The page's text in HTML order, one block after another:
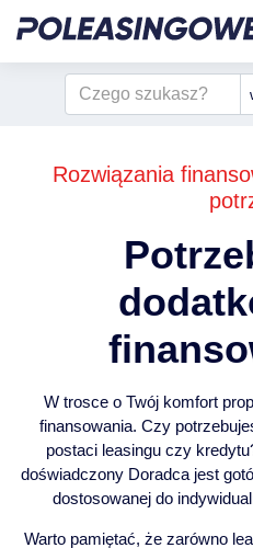
Rozwiązania
W trosce o Twój komfort
finansowania. Czy
postaci leasingu czy
doświadczony Doradca jest
dostosowanej do
Warto pamiętać, że zarówno